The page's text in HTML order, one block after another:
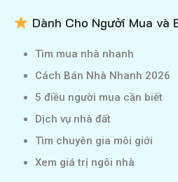
Dành Cho Người Mua và
Tìm mua nhà nhanh
Cách Bán Nhà Nhanh 2026
5 điều người mua cần biết
Dịch vụ nhà đất
Tìm chuyên gia môi giới
Xem giá trị ngôi nhà